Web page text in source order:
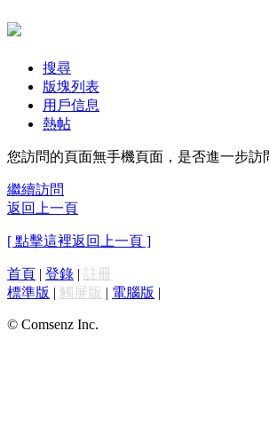
搜尋
版塊列表
用戶信息
熱帖
您訪問的頁面無手機頁面，是否進一步訪
繼續訪問
返回上一頁
[ 點擊這裡返回上一頁 ]
首頁 | 登錄 | 註冊
標準版 | 觸屏版 | 電腦版 |
© Comsenz Inc.